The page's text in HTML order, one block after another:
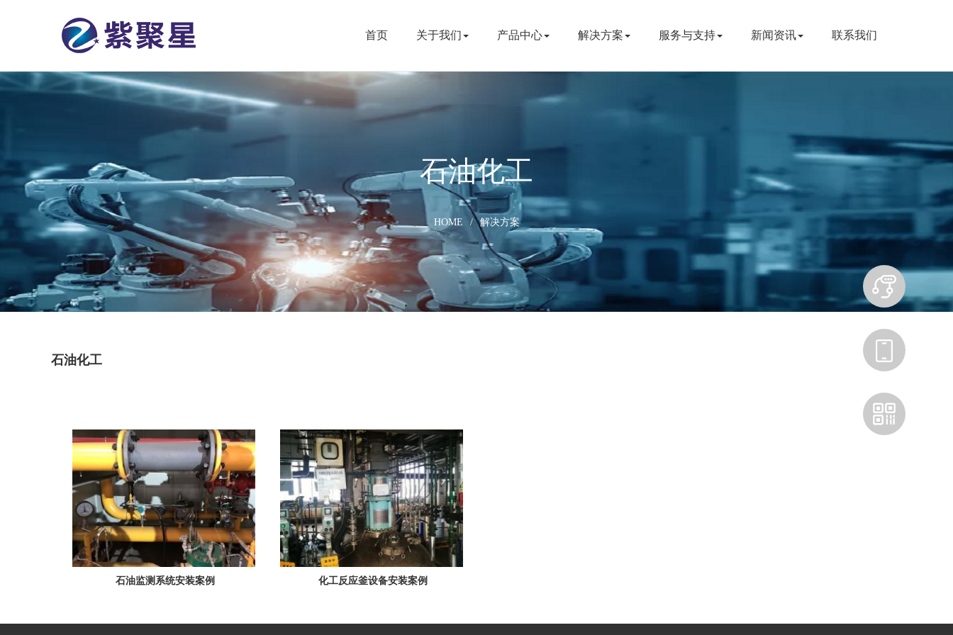
首页 关于我们 产品中心 解决方案 服务与支持 新闻资讯 联系我们
石油化工
HOME / 解决方案
石油化工
石油监测系统安装案例 化工反应釜设备安装案例